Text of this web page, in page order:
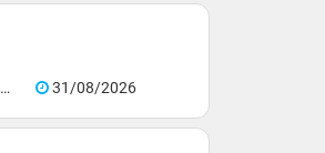
31/08/2026